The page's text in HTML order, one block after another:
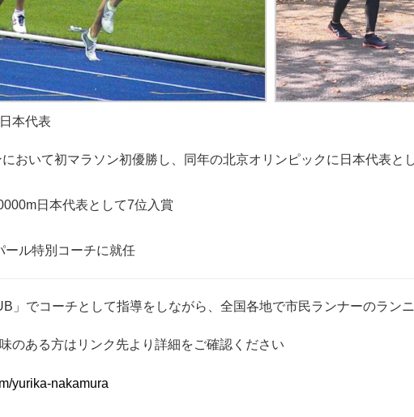
本代表
おいて初マラソン初優勝し、同年の北京オリンピックに日本代表と
日本代表として7位入賞
ール特別コーチに就任
」でコーチとして指導をしながら、全国各地で市民ランナーのラン
のある方はリンク先より詳細をご確認ください
yurika-nakamura